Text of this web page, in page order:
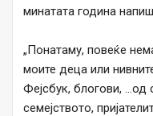
минатата година
„Понатаму, повеќе
моите деца или
Фејсбук, блогови, …од
семејството,